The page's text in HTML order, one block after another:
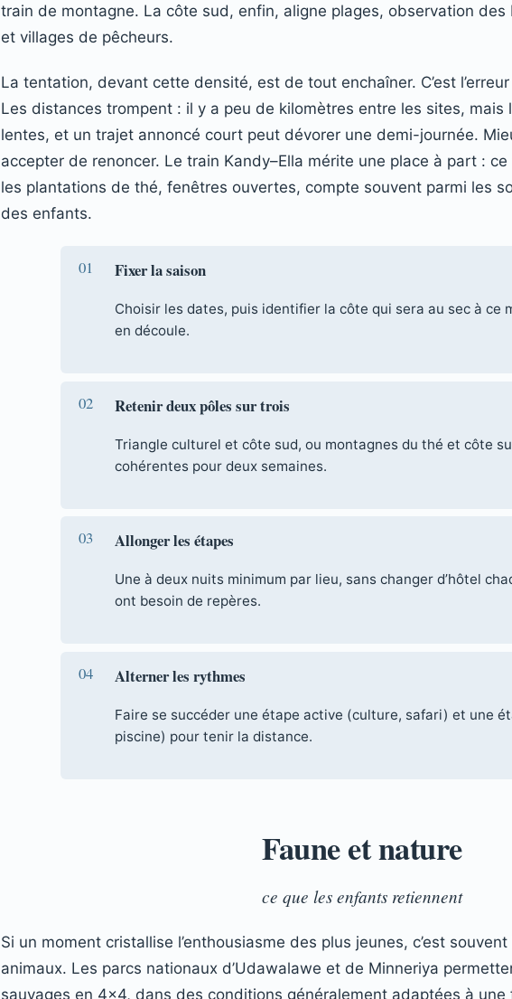
train de montagne. La côte sud, enfin, aligne plages, observation des
et villages de pêcheurs.
La tentation, devant cette densité, est de tout enchaîner. C’est
Les distances trompent : il y a peu de kilomètres entre les sites, mais
lentes, et un trajet annoncé court peut dévorer une demi-journée.
accepter de renoncer. Le train Kandy–Ella mérite une place à part :
les plantations de thé, fenêtres ouvertes, compte souvent parmi les
des enfants.
Fixer la saison
Choisir les dates, puis identifier la côte qui sera au sec à ce
en découle.
Retenir deux pôles sur trois
Triangle culturel et côte sud, ou montagnes du thé et côte
cohérentes pour deux semaines.
Allonger les étapes
Une à deux nuits minimum par lieu, sans changer d’hôtel
ont besoin de repères.
Alterner les rythmes
Faire se succéder une étape active (culture, safari) et une
piscine) pour tenir la distance.
Faune et nature
ce que les enfants retiennent
Si un moment cristallise l’enthousiasme des plus jeunes, c’est
animaux. Les parcs nationaux d’Udawalawe et de Minneriya
sauvages en 4×4, dans des conditions généralement adaptées à